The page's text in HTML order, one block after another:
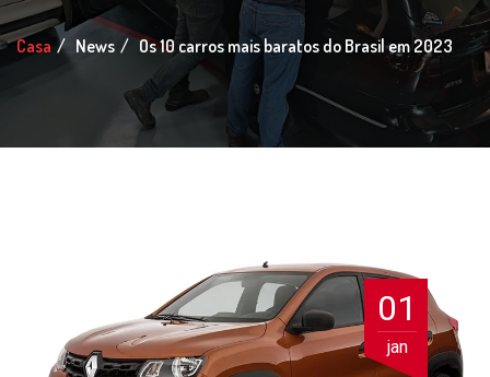
Casa News Os 10 carros mais baratos do Brasil em 2023
01
jan